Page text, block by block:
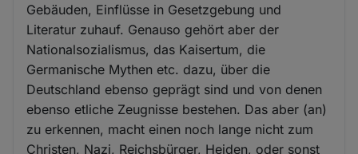
Gebäuden, Einflüsse in Gesetzgebung und
Literatur zuhauf. Genauso gehört aber der
Nationalsozialismus, das Kaisertum, die
Germanische Mythen etc. dazu, über die
Deutschland ebenso geprägt sind und von denen
ebenso etliche Zeugnisse bestehen. Das aber (an)
zu erkennen, macht einen noch lange nicht zum
Christen, Nazi, Reichsbürger, Heiden, oder sonst